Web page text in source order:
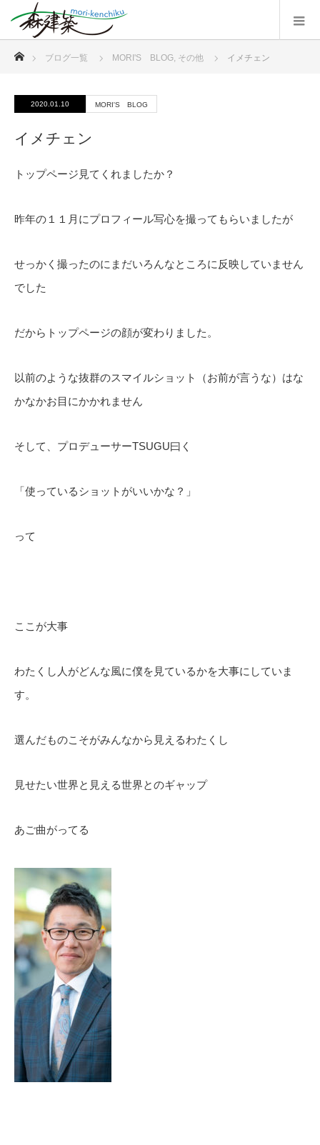
ブログ一覧 MORI'S BLOG, その他 イメチェン
2020.01.10 MORI'S BLOG
イメチェン
トップページ見てくれましたか？
昨年の１１月にプロフィール写心を撮ってもらいましたが
せっかく撮ったのにまだいろんなところに反映していません
でした
だからトップページの顔が変わりました。
以前のような抜群のスマイルショット（お前が言うな）はな
かなかお目にかかれません
そして、プロデューサーTSUGU曰く
「使っているショットがいいかな？」
って
ここが大事
わたくし人がどんな風に僕を見ているかを大事にしていま
す。
選んだものこそがみんなから見えるわたくし
見せたい世界と見える世界とのギャップ
あご曲がってる